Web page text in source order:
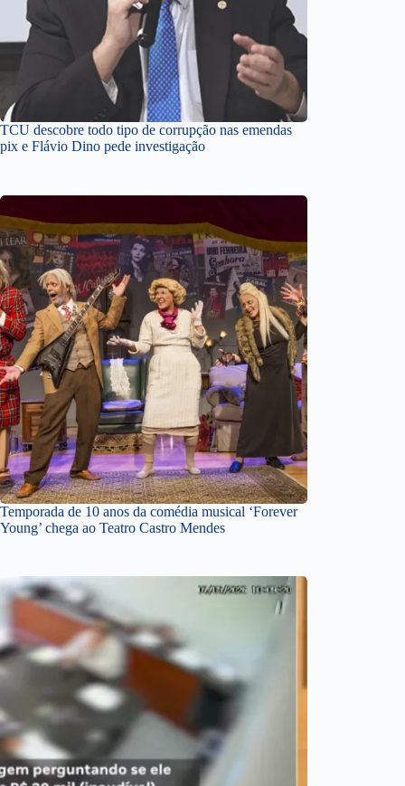
TCU descobre todo tipo de corrupção nas emendas
pix e Flávio Dino pede investigação
Temporada de 10 anos da comédia musical ‘Forever
Young’ chega ao Teatro Castro Mendes